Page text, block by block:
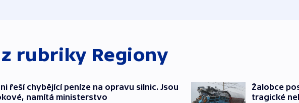
rubriky Regiony
řeší chybějící peníze na opravu silnic. Jsou
namítá ministerstvo
Žalobce
tragické